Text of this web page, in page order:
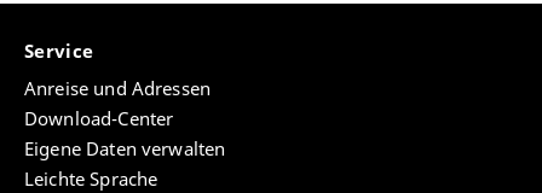
Service
Anreise und Adressen
Download-Center
Eigene Daten verwalten
Leichte Sprache